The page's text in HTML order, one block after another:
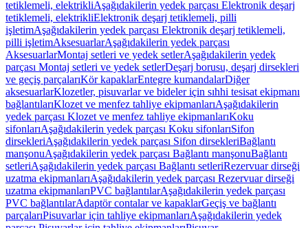
tetiklemeli, elektrikliAşağıdakilerin yedek parçası Elektronik deşarj
tetiklemeli, elektrikliElektronik deşarj tetiklemeli, pilli
işletimAşağıdakilerin yedek parçası Elektronik deşarj tetiklemeli,
pilli işletimAksesuarlarAşağıdakilerin yedek parçası
AksesuarlarMontaj setleri ve yedek setlerAşağıdakilerin yedek
parçası Montaj setleri ve yedek setlerDeşarj borusu, deşarj dirsekleri
ve geçiş parçalarıKör kapaklarEntegre kumandalarDiğer
aksesuarlarKlozetler, pisuvarlar ve bideler için sıhhi tesisat ekipmanı
bağlantılarıKlozet ve menfez tahliye ekipmanlarıAşağıdakilerin
yedek parçası Klozet ve menfez tahliye ekipmanlarıKoku
sifonlarıAşağıdakilerin yedek parçası Koku sifonlarıSifon
dirsekleriAşağıdakilerin yedek parçası Sifon dirsekleriBağlantı
manşonuAşağıdakilerin yedek parçası Bağlantı manşonuBağlantı
setleriAşağıdakilerin yedek parçası Bağlantı setleriRezervuar dirseği
uzatma ekipmanlarıAşağıdakilerin yedek parçası Rezervuar dirseği
uzatma ekipmanlarıPVC bağlantılarAşağıdakilerin yedek parçası
PVC bağlantılarAdaptör contalar ve kapaklarGeçiş ve bağlantı
parçalarıPisuvarlar için tahliye ekipmanlarıAşağıdakilerin yedek